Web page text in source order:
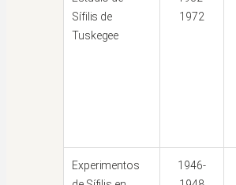
Sífilis de
Tuskegee
1972
Experimentos
1946-